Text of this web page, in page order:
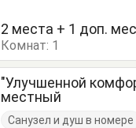
Стулья
Чайные
2 места + 1 доп.
Комнат: 1
"Улучшенной
местный
Санузел и душ в номере